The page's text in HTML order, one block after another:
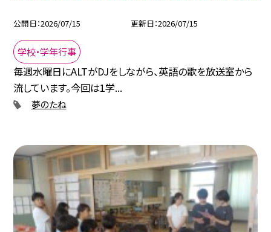
公開日 2026/07/15 更新日 2026/07/15
学校・学年行事
毎週水曜日にALTがDJをしながら、英語の歌を放送室から
流しています。今回は1学...
夢のたね